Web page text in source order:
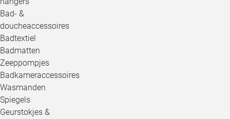
Bad- &
doucheaccessoires
Badtextiel
Badmatten
Zeeppompjes
Badkameraccessoires
Wasmanden
Spiegels
Geurstokjes &